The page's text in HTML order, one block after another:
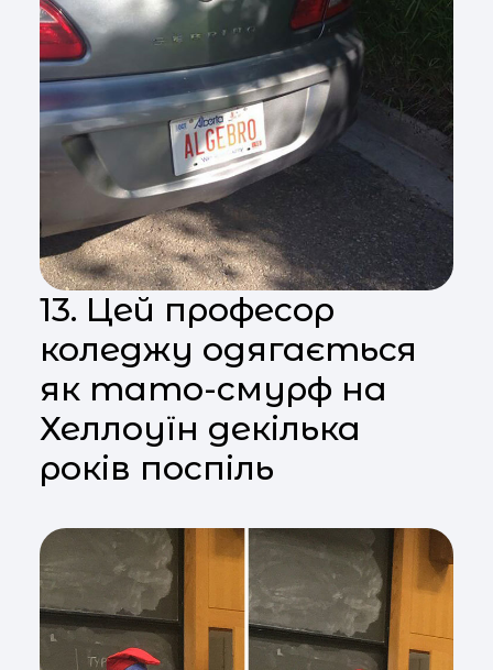
13. Цей професор
коледжу одягається
як тато-смурф на
Хеллоуїн декілька
років поспіль